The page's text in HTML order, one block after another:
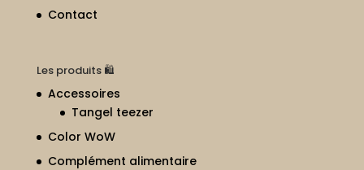
Contact
Les produits 🛍
Accessoires
Tangel teezer
Color WoW
Complément alimentaire